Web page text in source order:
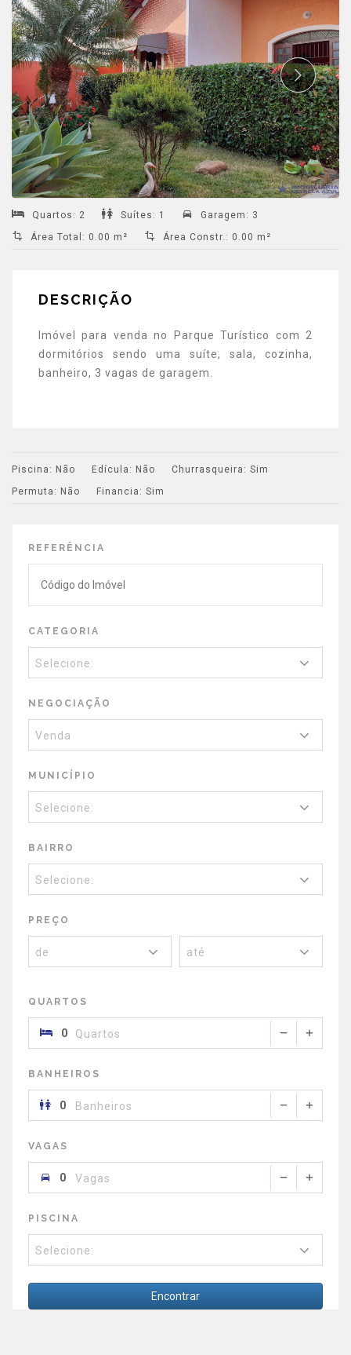
Quartos : 2 Suítes : 1 Garagem : 3
Área Total : 0.00 m² Área Constr. : 0.00 m²
DESCRIÇÃO
Imóvel para venda no Parque Turístico com 2
dormitórios sendo uma suíte, sala, cozinha,
banheiro, 3 vagas de garagem.
Piscina: Não Edícula: Não Churrasqueira: Sim
Permuta: Não Financia: Sim
REFERÊNCIA
CATEGORIA
Selecione:
NEGOCIAÇÃO
Venda
MUNICÍPIO
Selecione:
BAIRRO
Selecione:
PREÇO
de até
QUARTOS
Quartos
BANHEIROS
Banheiros
VAGAS
Vagas
PISCINA
Selecione:
Encontrar